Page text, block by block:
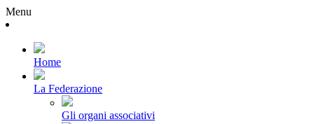
Menu
Home
La Federazione
Gli organi associativi